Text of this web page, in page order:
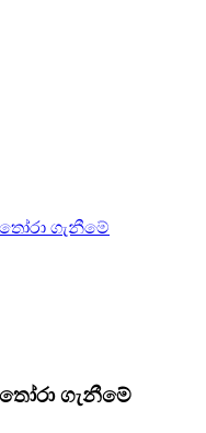
ගැනීමේ
ගැනීමේ